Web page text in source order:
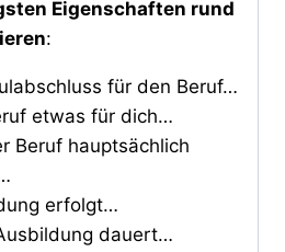
Eigenschaften rund
:
für den Beruf…
etwas für dich…
Beruf hauptsächlich
erfolgt…
dauert…